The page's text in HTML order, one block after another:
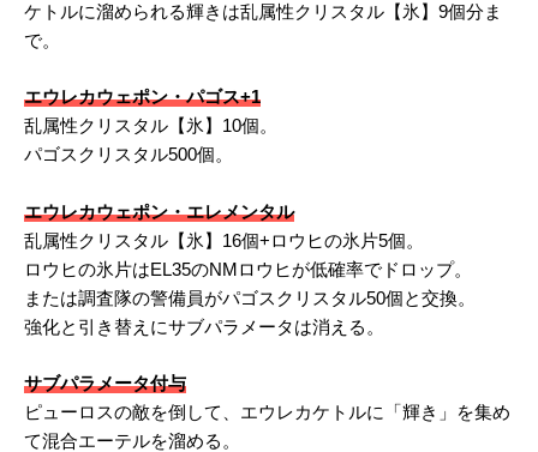
ケトルに溜められる輝きは乱属性クリスタル【氷】9個分ま
で。
エウレカウェポン・パゴス+1
乱属性クリスタル【氷】10個。
パゴスクリスタル500個。
エウレカウェポン・エレメンタル
乱属性クリスタル【氷】16個+ロウヒの氷片5個。
ロウヒの氷片はEL35のNMロウヒが低確率でドロップ。
または調査隊の警備員がパゴスクリスタル50個と交換。
強化と引き替えにサブパラメータは消える。
サブパラメータ付与
ピューロスの敵を倒して、エウレカケトルに「輝き」を集め
て混合エーテルを溜める。